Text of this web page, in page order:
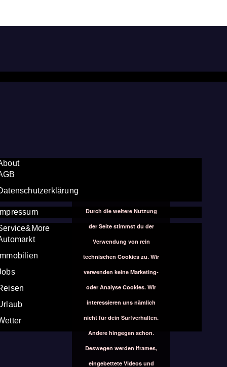
Durch die weitere Nutzung
der Seite stimmst du der
Verwendung von rein
technischen Cookies zu. Wir
verwenden keine Marketing-
oder Analyse Cookies. Wir
interessieren uns nämlich
nicht für dein Surfverhalten.
Andere hingegen schon.
Deswegen werden iframes,
eingebettete Videos und